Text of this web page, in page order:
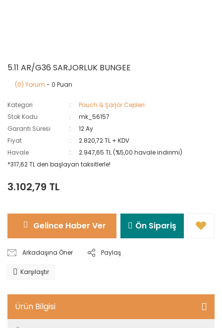
5.11 AR/G36 SARJORLUK BUNGEE
(0) Yorum - 0 Puan
Kategori
Pouch & Şarjör Cepleri
Stok Kodu
mk_56157
Garanti Süresi
12 Ay
Fiyat
2.820,72 TL + KDV
Havale
2.947,65 TL (%5,00 havale indirimi)
*317,62 TL den başlayan taksitlerle!
3.102,79 TL
Gelince Haber Ver Ön Sipariş
Arkadaşına Öner Paylaş
Karşılaştır
Ürün Bilgisi